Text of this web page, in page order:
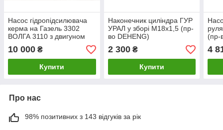
Насос гідропідсилювача
керма на Газель 3302
ВОЛГА 3110 з двигуном
ЗМЗ 405, 406 (пр.
Автогідропідсилювач)
ШНКФ453471.125-40
10 000 ₴
Купити
Наконечник циліндра ГУР
УРАЛ у зборі М18х1,5 (пр-
во DEHENG)
2 300₴
Купити
(пр-
4
Про нас
98% позитивних з 143 відгуків за рік